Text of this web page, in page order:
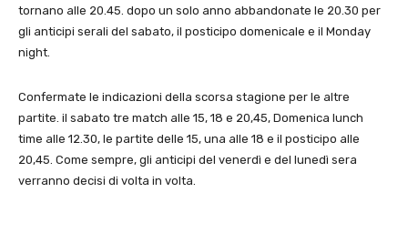
tornano alle 20.45. dopo un solo anno abbandonate le 20.30 per
gli anticipi serali del sabato, il posticipo domenicale e il Monday
night.
Confermate le indicazioni della scorsa stagione per le altre
partite. il sabato tre match alle 15, 18 e 20,45, Domenica lunch
time alle 12.30, le partite delle 15, una alle 18 e il posticipo alle
20,45. Come sempre, gli anticipi del venerdì e del lunedì sera
verranno decisi di volta in volta.